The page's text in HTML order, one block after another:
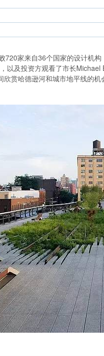
家来自36个国家的设计机
以及投资方观看了市长
赏哈德逊河和城市地平线的机